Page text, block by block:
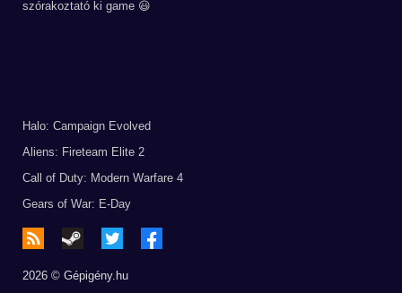
szórakoztató ki game 😃
Halo: Campaign Evolved
Aliens: Fireteam Elite 2
Call of Duty: Modern Warfare 4
Gears of War: E-Day
2026 © Gépigény.hu